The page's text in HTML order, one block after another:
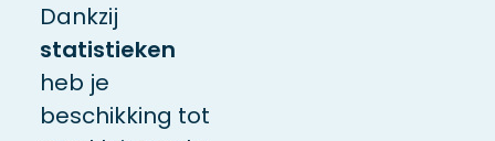
Dankzij
statistieken
heb je
beschikking tot